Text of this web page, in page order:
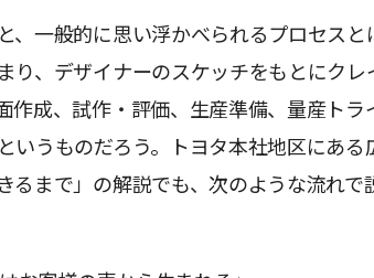
、一般的に思い浮かべられるプロセスと
り、デザイナーのスケッチをもとにクレ
作成、試作・評価、生産準備、量産トラ
いうものだろう。トヨタ本社地区にある
るまで」の解説でも、次のような流れで